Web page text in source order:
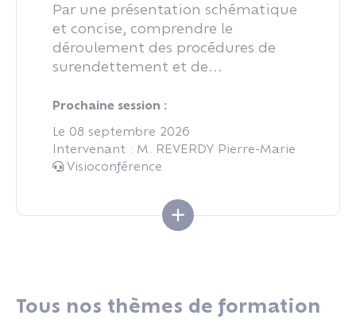
Par une présentation schématique
et concise, comprendre le
déroulement des procédures de
surendettement et de...
Prochaine session :
Le 08 septembre 2026
Intervenant : M. REVERDY Pierre-Marie
Visioconférence
Tous nos thèmes de formation